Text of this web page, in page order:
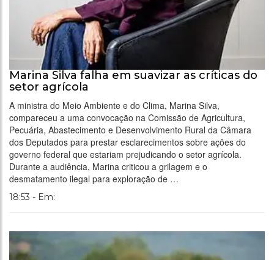
Marina Silva falha em suavizar as críticas do
setor agrícola
A ministra do Meio Ambiente e do Clima, Marina Silva,
compareceu a uma convocação na Comissão de Agricultura,
Pecuária, Abastecimento e Desenvolvimento Rural da Câmara
dos Deputados para prestar esclarecimentos sobre ações do
governo federal que estariam prejudicando o setor agrícola.
Durante a audiência, Marina criticou a grilagem e o
desmatamento ilegal para exploração de …
18:53 - Em: